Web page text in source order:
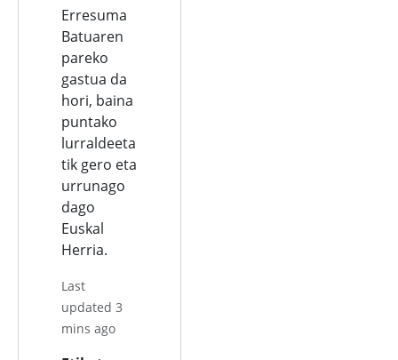
Erresuma
Batuaren
pareko
gastua da
hori, baina
puntako
lurraldeeta
tik gero eta
urrunago
dago
Euskal
Herria.
Last
updated 3
mins ago